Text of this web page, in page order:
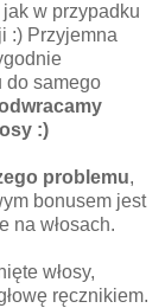
w przypadku
:) Przyjemna
do samego
:)
problemu,
bonusem jest
na włosach.
włosy,
ręcznikiem.